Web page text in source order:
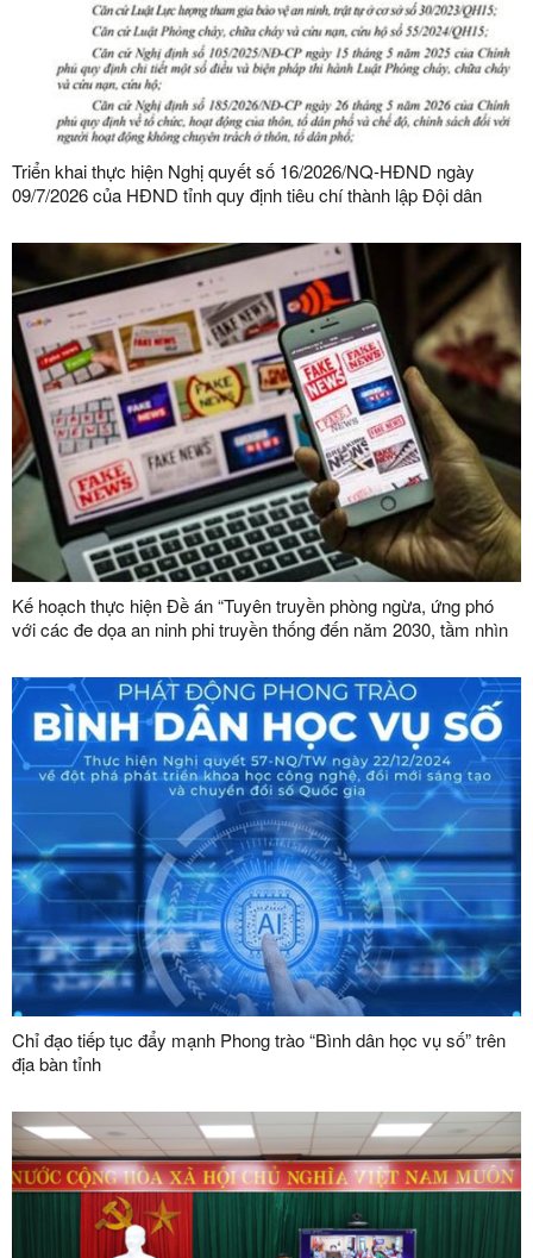
Triển khai thực hiện Nghị quyết số 16/2026/NQ-HĐND ngày
09/7/2026 của HĐND tỉnh quy định tiêu chí thành lập Đội dân
bàn tỉnh
Kế hoạch thực hiện Đề án “Tuyên truyền phòng ngừa, ứng phó
với các đe dọa an ninh phi truyền thống đến năm 2030, tầm nhìn
Chỉ đạo tiếp tục đẩy mạnh Phong trào “Bình dân học vụ số” trên
địa bàn tỉnh